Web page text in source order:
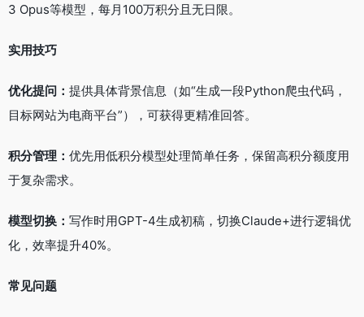
3 Opus等模型，每月100万积分且无日限。
实用技巧
优化提问： 提供具体背景信息（如“生成一段Python爬虫代码，
目标网站为电商平台”），可获得更精准回答。
积分管理： 优先用低积分模型处理简单任务，保留高积分额度用
于复杂需求。
模型切换： 写作时用GPT-4生成初稿，切换Claude+进行逻辑优
化，效率提升40%。
常见问题